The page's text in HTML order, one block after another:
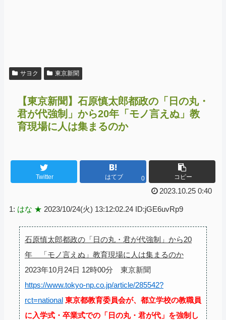
サヨク 東京新聞
【東京新聞】石原慎太郎都政の「日の丸・
君が代強制」から20年「モノ言えぬ」教
育現場に人は集まるのか
Twitter はてブ 0 コピー
2023.10.25 0:40
1: はな ★ 2023/10/24(火) 13:12:02.24 ID:jGE6uvRp9
石原慎太郎都政の「日の丸・君が代強制」から20
年 「モノ言えぬ」教育現場に人は集まるのか
2023年10月24日 12時00分 東京新聞
https://www.tokyo-np.co.jp/article/285542?
rct=national 東京都教育委員会が、都立学校の教職員
に入学式・卒業式での「日の丸・君が代」を強制し